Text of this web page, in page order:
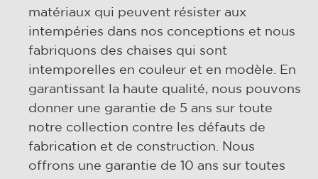
matériaux qui peuvent résister aux
intempéries dans nos conceptions et nous
fabriquons des chaises qui sont
intemporelles en couleur et en modèle. En
garantissant la haute qualité, nous pouvons
donner une garantie de 5 ans sur toute
notre collection contre les défauts de
fabrication et de construction. Nous
offrons une garantie de 10 ans sur toutes